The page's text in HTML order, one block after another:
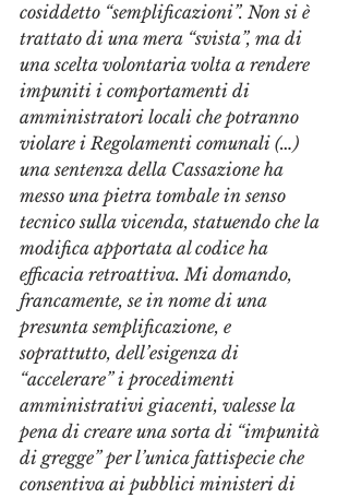
cosiddetto “semplificazioni”. Non si è
trattato di una mera “svista”, ma di
una scelta volontaria volta a rendere
impuniti i comportamenti di
amministratori locali che potranno
violare i Regolamenti comunali (…)
una sentenza della Cassazione ha
messo una pietra tombale in senso
tecnico sulla vicenda, statuendo che la
modifica apportata al codice ha
efficacia retroattiva. Mi domando,
francamente, se in nome di una
presunta semplificazione, e
soprattutto, dell’esigenza di
“accelerare” i procedimenti
amministrativi giacenti, valesse la
pena di creare una sorta di “impunità
di gregge” per l’unica fattispecie che
consentiva ai pubblici ministeri di